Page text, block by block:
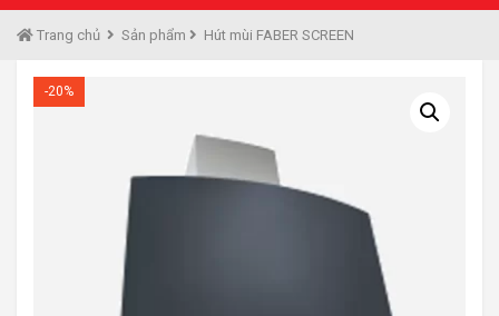
Trang chủ Sản phẩm Hút mùi FABER SCREEN
-20%